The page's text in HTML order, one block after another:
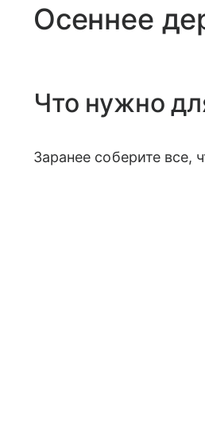
Осеннее
Что нужно
Заранее соберите все,